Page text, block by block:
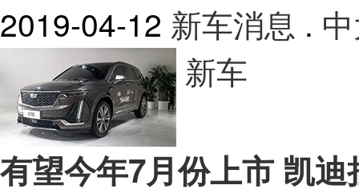
2019-04-12 新车消息 .
新车
有望今年7月份上市 凯